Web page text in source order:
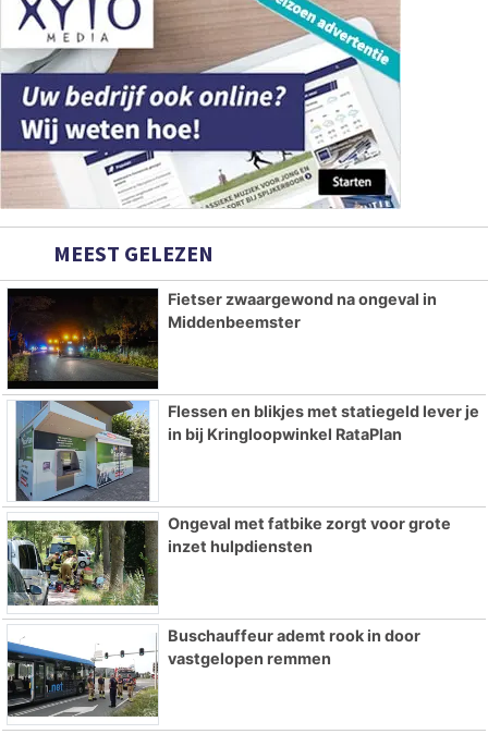
MEEST GELEZEN
Fietser zwaargewond na ongeval in
Middenbeemster
Flessen en blikjes met statiegeld lever je
in bij Kringloopwinkel RataPlan
Ongeval met fatbike zorgt voor grote
inzet hulpdiensten
Buschauffeur ademt rook in door
vastgelopen remmen